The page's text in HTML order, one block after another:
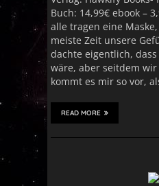
Buch: 14,99€ ebook –
alle tragen eine
meiste Zeit unsere
dachte eigentlich,
wäre, aber seitdem
kommt es mir so vor,
READ MORE